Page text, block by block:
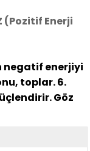
(Pozitif Enerji
negatif enerjiyi
toplar. 6.
Göz